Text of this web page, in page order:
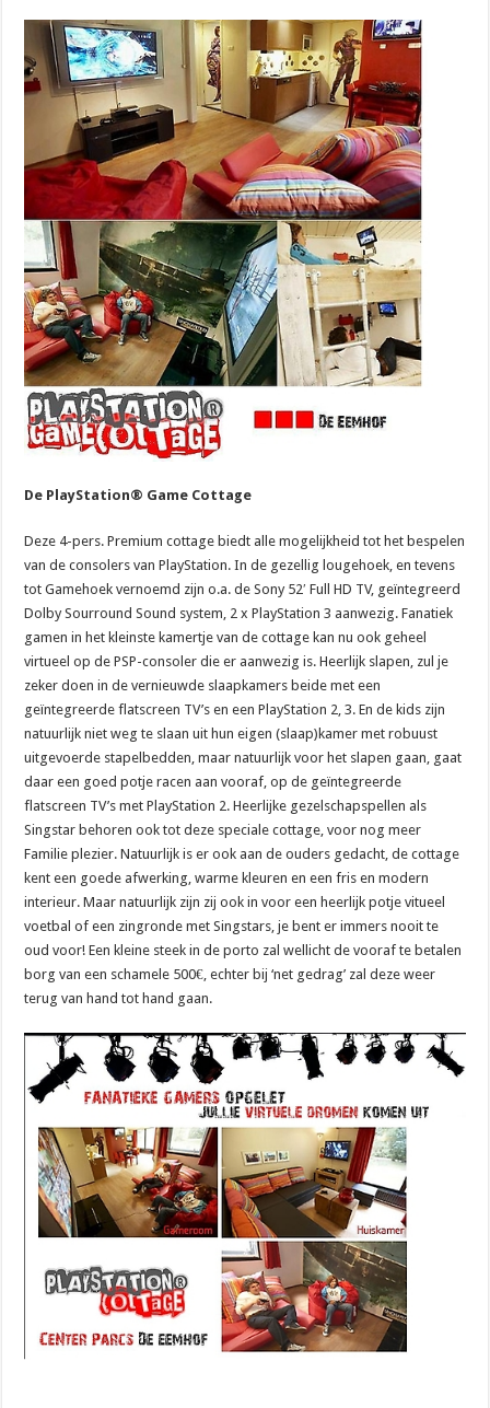
De PlayStation® Game Cottage
Deze 4-pers. Premium cottage biedt alle mogelijkheid tot het bespelen
van de consolers van PlayStation. In de gezellig lougehoek, en tevens
tot Gamehoek vernoemd zijn o.a. de Sony 52′ Full HD TV, geïntegreerd
Dolby Sourround Sound system, 2 x PlayStation 3 aanwezig. Fanatiek
gamen in het kleinste kamertje van de cottage kan nu ook geheel
virtueel op de PSP-consoler die er aanwezig is. Heerlijk slapen, zul je
zeker doen in de vernieuwde slaapkamers beide met een
geïntegreerde flatscreen TV’s en een PlayStation 2, 3. En de kids zijn
natuurlijk niet weg te slaan uit hun eigen (slaap)kamer met robuust
uitgevoerde stapelbedden, maar natuurlijk voor het slapen gaan, gaat
daar een goed potje racen aan vooraf, op de geïntegreerde
flatscreen TV’s met PlayStation 2. Heerlijke gezelschapspellen als
Singstar behoren ook tot deze speciale cottage, voor nog meer
Familie plezier. Natuurlijk is er ook aan de ouders gedacht, de cottage
kent een goede afwerking, warme kleuren en een fris en modern
interieur. Maar natuurlijk zijn zij ook in voor een heerlijk potje vitueel
voetbal of een zingronde met Singstars, je bent er immers nooit te
oud voor! Een kleine steek in de porto zal wellicht de vooraf te betalen
borg van een schamele 500€, echter bij ‘net gedrag’ zal deze weer
terug van hand tot hand gaan.